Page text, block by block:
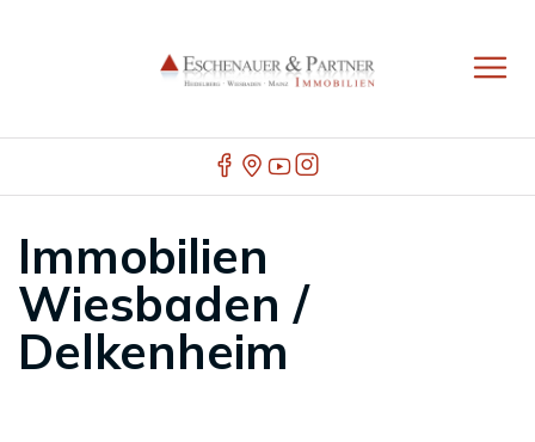
Immobilien
Wiesbaden /
Delkenheim